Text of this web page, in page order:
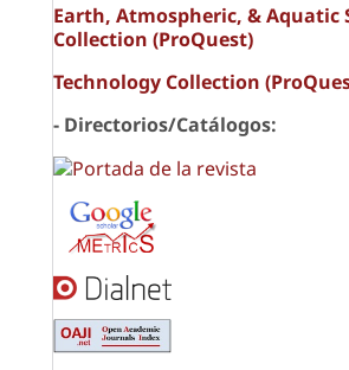
Earth, Atmospheric, & Aquatic
Collection (ProQuest)
Technology Collection
- Directorios/Catálogos: